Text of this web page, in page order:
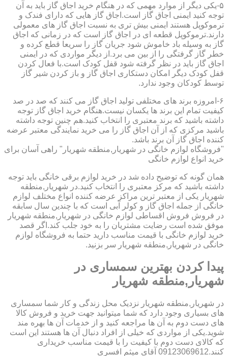
۵-یکی دیگر از موارد مهمی که در هنگام خرید اجاق گاز باید به آن
توجه کنید ایمنی اجاق گاز است.اجاق گاز هایی که دارای فندک و
ترموکوپل هستند ایمنی بیش تری به نسبت اجاق گاز های معمولی
دارند.ترموکوپل قطعه ای در اجاق گاز است که در زمانی که اجاق
گاز به وسیله باد خاموش شود جریان گاز را سریعا قطع کرده و
خطر گاز گرفتگی را از بین می برد.از دیگر مواردی که در ایمنی
اجاق گاز باید در نظر گرفته شود قفل کودک است.با فعال کردن
قفل کودک دیگر امکان دستکاری اجاق گاز و باز کردن شیر گاز
توسط کودکان وجود ندارد.
۶-امروزه برند های مختلفی تولید اجاق گاز می کنند که صد در صد
کیفیت تمام این برند ها یکسان نیست.هنگام خرید اجاق گاز توجه
داشته باشید که برند معتبری را انتخاب کنید.هم چنین توجه داشته
باشید مرکزی که از آن اجاق گاز را می خرید نمایندگی معتبر عرضه
کننده اجاق گاز آن برند باشد.
"فروشگاه لوازم خانگی در شهریار,منطقه شهریار" راهی آسان برای
خرید انواع لوازم خانگی
همان گونه که توضیح داده شد در خرید لوازم برقی خانگی باید توجه
داشته باشید که مرکز معتبری را انتخاب کنید.در شهریار,منطقه
شهریار یکی از معتبر ترین مراکز عرضه کننده انواع مختلف لوازم
خانگی از جمله اجاق گاز و کولر آبی است که با چندین سال سابقه
در فروش فروش اقساطی لوازم خانگی در شهریار,منطقه شهریار
موفق شده است رضایت مشتریان را به خود جلب کند.اگر قصد
خرید لوازم خانگی با قیمت مناسب دارید حتما به فروشگاه لوازم
خانگی در شهریار,منطقه شهریار سر بزنید.
پیدا کردن بهترین سمساری در
شهریار,منطقه شهریار
در شهریار,منطقه شهریار نزدیک محل زندگی و کار شما سمساری
های بسیاری وجود دارد که شما میتوانید جهت خرید و فروش کالا
های دست دوم به آن ها مراجعه کنید و از خدمات آن ها بهره مند
شوید.یکی از مواردی که خیلی از افراد دنبال آن ها هستند این است
که کالای دست دوم با کیفیت را با قیمت مناسب خریداری
کنند.09123069612 آقای میثم افسری